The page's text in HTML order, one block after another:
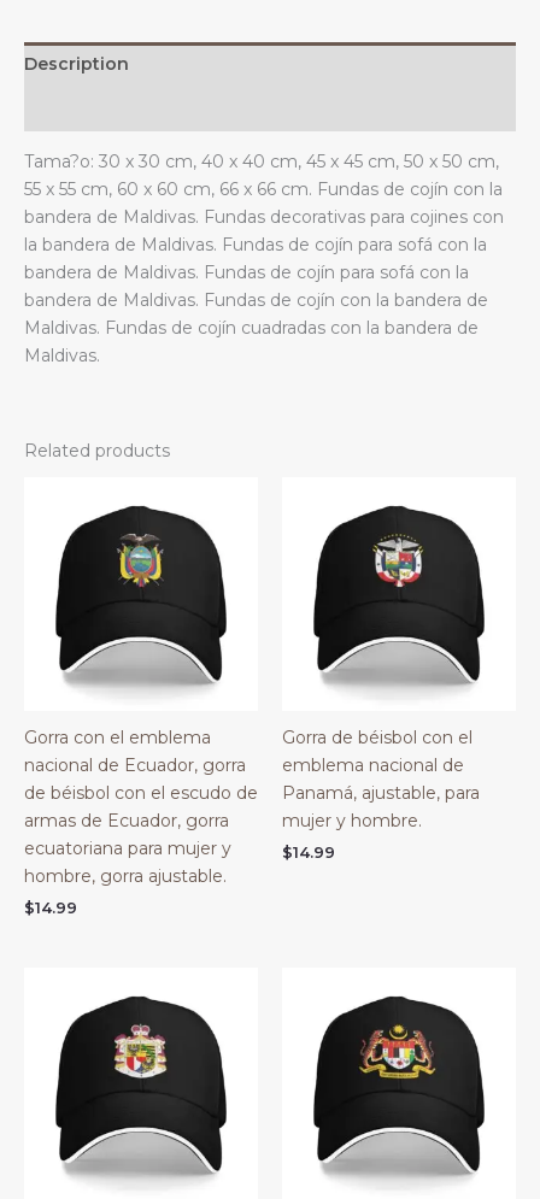
quantity
Description
Tama?o: 30 x 30 cm, 40 x 40 cm, 45 x 45 cm, 50 x 50 cm,
55 x 55 cm, 60 x 60 cm, 66 x 66 cm. Fundas de cojín con la
bandera de Maldivas. Fundas decorativas para cojines con
la bandera de Maldivas. Fundas de cojín para sofá con la
bandera de Maldivas. Fundas de cojín para sofá con la
bandera de Maldivas. Fundas de cojín con la bandera de
Maldivas. Fundas de cojín cuadradas con la bandera de
Maldivas.
Related products
Gorra con el emblema
nacional de Ecuador, gorra
de béisbol con el escudo de
armas de Ecuador, gorra
ecuatoriana para mujer y
hombre, gorra ajustable.
$14.99
Gorra de béisbol con el
emblema nacional de
Panamá, ajustable, para
mujer y hombre.
$14.99